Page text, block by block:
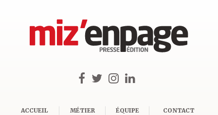
ACCUEIL MÉTIER ÉQUIPE CONTACT